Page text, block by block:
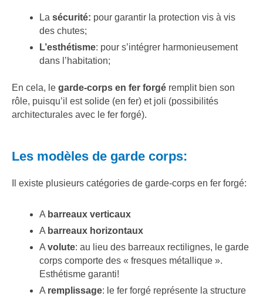
La sécurité: pour garantir la protection vis à vis
des chutes;
L’esthétisme: pour s’intégrer harmonieusement
dans l’habitation;
En cela, le garde-corps en fer forgé remplit bien son
rôle, puisqu’il est solide (en fer) et joli (possibilités
architecturales avec le fer forgé).
Les modèles de garde corps:
Il existe plusieurs catégories de garde-corps en fer forgé:
A barreaux verticaux
A barreaux horizontaux
A volute: au lieu des barreaux rectilignes, le garde
corps comporte des « fresques métallique ».
Esthétisme garanti!
A remplissage: le fer forgé représente la structure